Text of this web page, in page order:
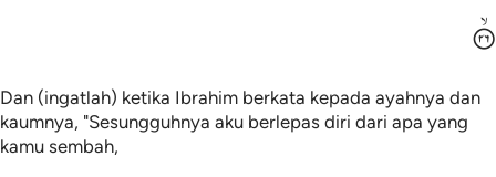
Dan (ingatlah) ketika Ibrahim berkata kepada ayahnya dan
kaumnya, "Sesungguhnya aku berlepas diri dari apa yang
kamu sembah,